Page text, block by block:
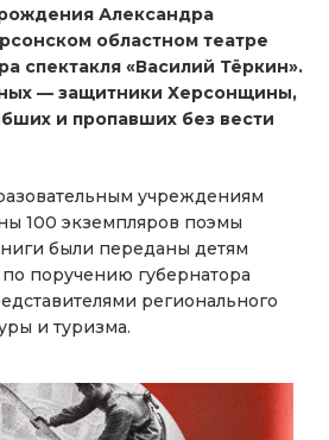
Александра
областном театре
спектакля «Василий Тёркин».
— защитники Херсонщины,
и пропавших без вести
учреждениям
100 экземпляров поэмы
были переданы детям
поручению губернатора
регионального
и туризма.